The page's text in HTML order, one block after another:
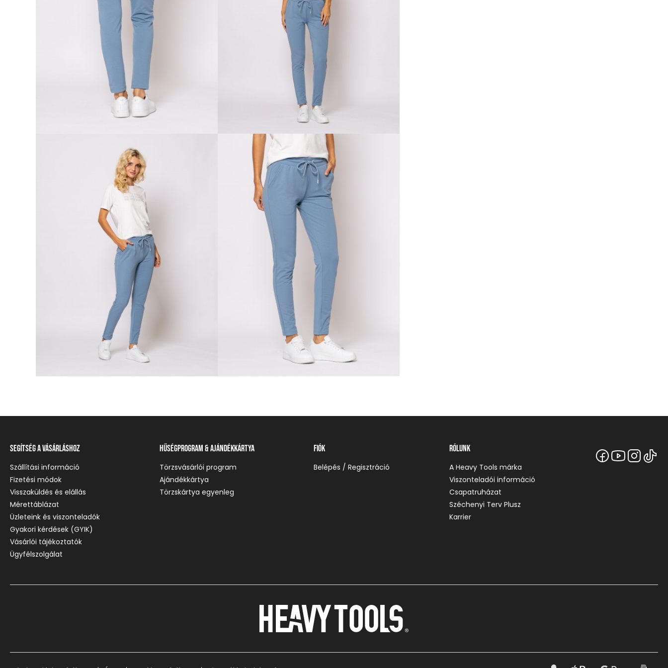
Segítség a vásárláshoz
Szállítási információ
Fizetési módok
Visszaküldés és elállás
Mérettáblázat
Üzleteink és viszonteladók
Gyakori kérdések (GYIK)
Vásárlói tájékoztatók
Ügyfélszolgálat
Hűségprogram & Ajándékkártya
Törzsvásárlói program
Ajándékkártya
Törzskártya egyenleg
Fiók
Belépés / Regisztráció
Rólunk
A Heavy Tools márka
Viszonteladói információ
Csapatruházat
Széchenyi Terv Plusz
Karrier